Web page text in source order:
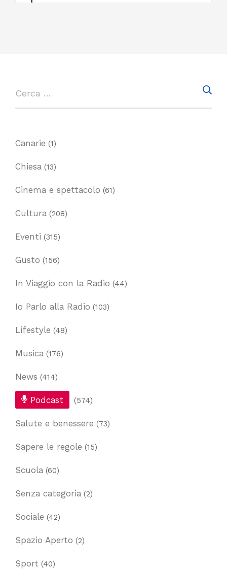
Canarie (1)
Chiesa (13)
Cinema e spettacolo (61)
Cultura (208)
Eventi (315)
Gusto (156)
In Viaggio con la Radio (44)
Io Parlo alla Radio (103)
Lifestyle (48)
Musica (176)
News (414)
Podcast (574)
Salute e benessere (73)
Sapere le regole (15)
Scuola (60)
Senza categoria (2)
Sociale (42)
Spazio Aperto (2)
Sport (40)